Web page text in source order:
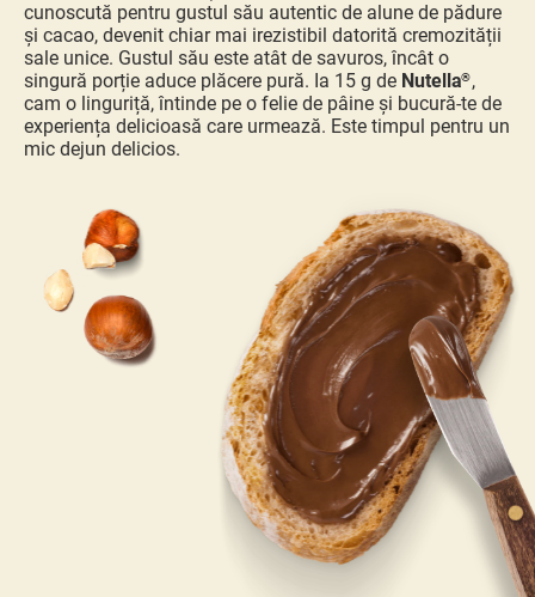
cunoscută pentru gustul său autentic de alune de pădure
și cacao, devenit chiar mai irezistibil datorită cremozității
sale unice. Gustul său este atât de savuros, încât o
singură porție aduce plăcere pură. Ia 15 g de Nutella®,
cam o linguriță, întinde pe o felie de pâine și bucură-te de
experiența delicioasă care urmează. Este timpul pentru un
mic dejun delicios.